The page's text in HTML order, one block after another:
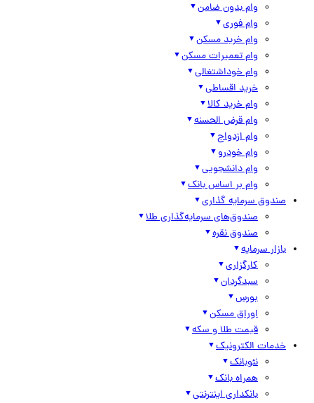
وام بدون ضامن
وام فوری
وام خرید مسکن
وام تعمیرات مسکن
وام خوداشتغالی
خرید اقساطی
وام خرید کالا
وام قرض الحسنه
وام ازدواج
وام خودرو
وام دانشجویی
وام بر اساس بانک
صندوق سرمایه گذاری
صندوق‌های سرمایه‌گذاری طلا
صندوق نقره
بازار سرمایه
کارگزاری
سبدگردان
بورس
اوراق مسکن
قیمت طلا و سکه
خدمات الکترونیک
نئوبانک
همراه بانک
بانکداری اینترنتی